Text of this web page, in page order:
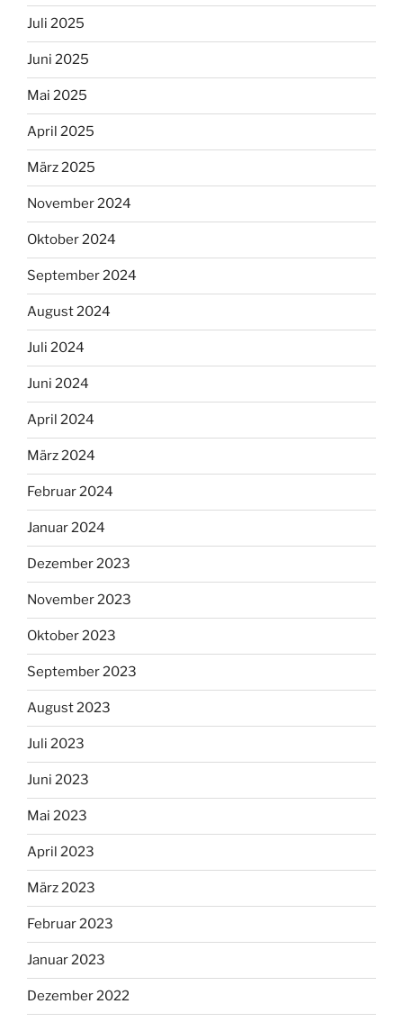
Juli 2025
Juni 2025
Mai 2025
April 2025
März 2025
November 2024
Oktober 2024
September 2024
August 2024
Juli 2024
Juni 2024
April 2024
März 2024
Februar 2024
Januar 2024
Dezember 2023
November 2023
Oktober 2023
September 2023
August 2023
Juli 2023
Juni 2023
Mai 2023
April 2023
März 2023
Februar 2023
Januar 2023
Dezember 2022